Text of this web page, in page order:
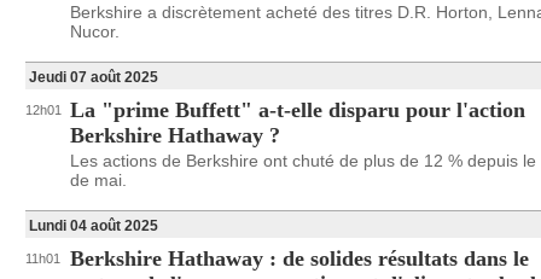
Berkshire a discrètement acheté des titres D.R. Horton,
Nucor.
Jeudi 07 août 2025
12h01
La "prime Buffett" a-t-elle disparu pour l'action
Berkshire Hathaway ?
Les actions de Berkshire ont chuté de plus de 12 % depuis le
de mai.
Lundi 04 août 2025
11h01
Berkshire Hathaway : de solides résultats dans le